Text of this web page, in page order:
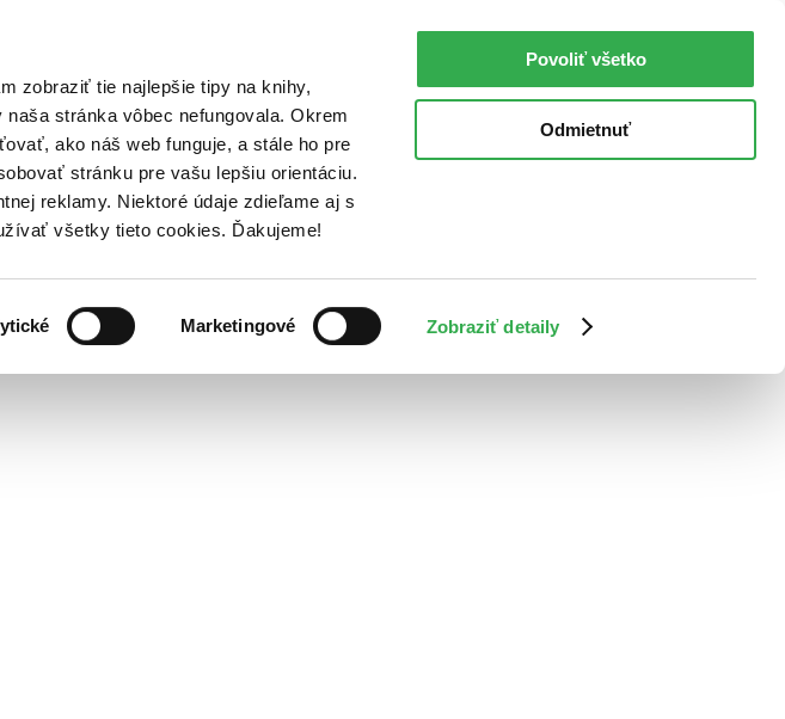
zobraziť tie najlepšie tipy na knihy,
stránka vôbec nefungovala. Okrem
ako náš web funguje, a stále ho pre
stránku pre vašu lepšiu orientáciu.
reklamy. Niektoré údaje zdieľame aj s
všetky tieto cookies. Ďakujeme!
Marketingové Zobraziť detaily
Povoliť všetko
Odmietnuť